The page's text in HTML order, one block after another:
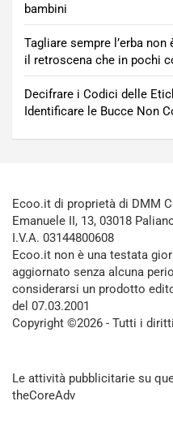
bambini
Tagliare sempre l’erba
il retroscena che in pochi
Decifrare i Codici delle
Identificare le Bucce Non
Ecoo.it di proprietà di DMM
Emanuele II, 13, 03018
I.V.A. 03144800608
Ecoo.it non è una testata
aggiornato senza alcuna
considerarsi un prodotto
del 07.03.2001
Copyright ©2026 - Tutti i
Le attività pubblicitarie su
theCoreAdv